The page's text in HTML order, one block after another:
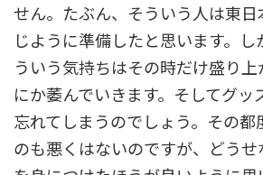
せん。たぶん、そういう人は東
じように準備したと思います。
ういう気持ちはその時だけ盛り
にか萎んでいきます。そしてグッ
忘れてしまうのでしょう。その都
のも悪くはないのですが、どう